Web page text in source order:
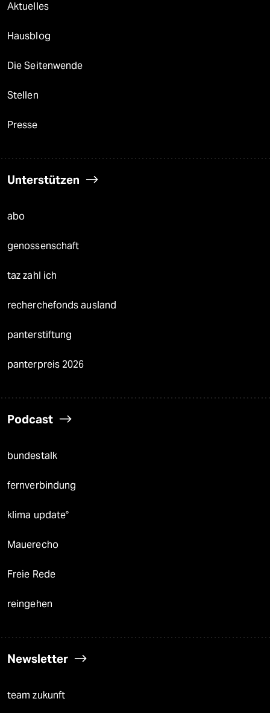
Aktuelles
Hausblog
Die Seitenwende
Stellen
Presse
Unterstützen
abo
genossenschaft
taz zahl ich
recherchefonds ausland
panterstiftung
panterpreis 2026
Podcast
bundestalk
fernverbindung
klima update°
Mauerecho
Freie Rede
reingehen
Newsletter
team zukunft